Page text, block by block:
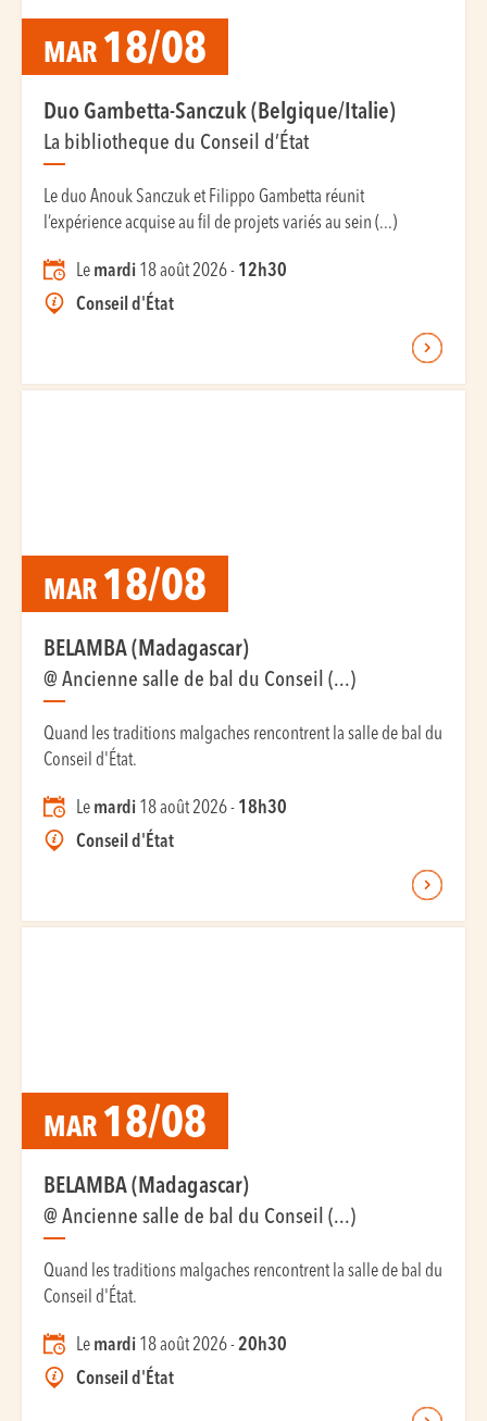
MAR 18/08
Duo Gambetta-Sanczuk (Belgique/Italie)
La bibliotheque du Conseil d’État
Le duo Anouk Sanczuk et Filippo Gambetta réunit
l’expérience acquise au fil de projets variés au sein (...)
Le mardi 18 août 2026 - 12h30
Conseil d'État
MAR 18/08
BELAMBA (Madagascar)
@ Ancienne salle de bal du Conseil (...)
Quand les traditions malgaches rencontrent la salle de bal du
Conseil d'État.
Le mardi 18 août 2026 - 18h30
Conseil d'État
MAR 18/08
BELAMBA (Madagascar)
@ Ancienne salle de bal du Conseil (...)
Quand les traditions malgaches rencontrent la salle de bal du
Conseil d'État.
Le mardi 18 août 2026 -20h30
Conseil d'État